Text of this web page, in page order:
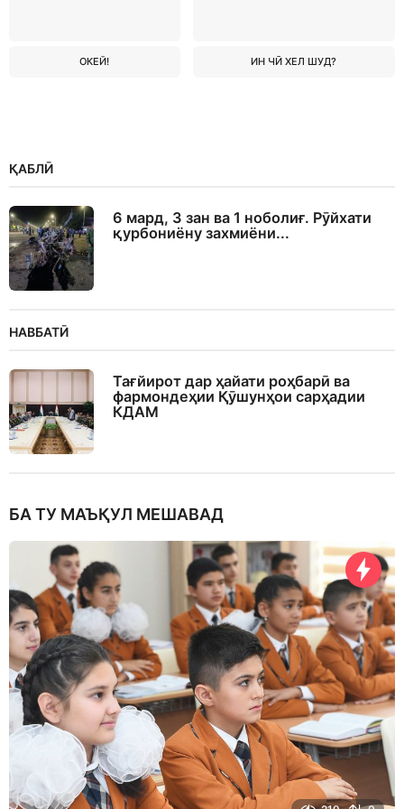
ОКЕЙ! ИН ЧӢ ХЕЛ ШУД?
ҚАБЛӢ
6 мард, 3 зан ва 1 ноболиғ. Рӯйхати
қурбониёну захмиёни...
НАВБАТӢ
Тағйирот дар ҳайати роҳбарӣ ва
фармондеҳии Қӯшунҳои сарҳадии
КДАМ
БА ТУ МАЪҚУЛ МЕШАВАД